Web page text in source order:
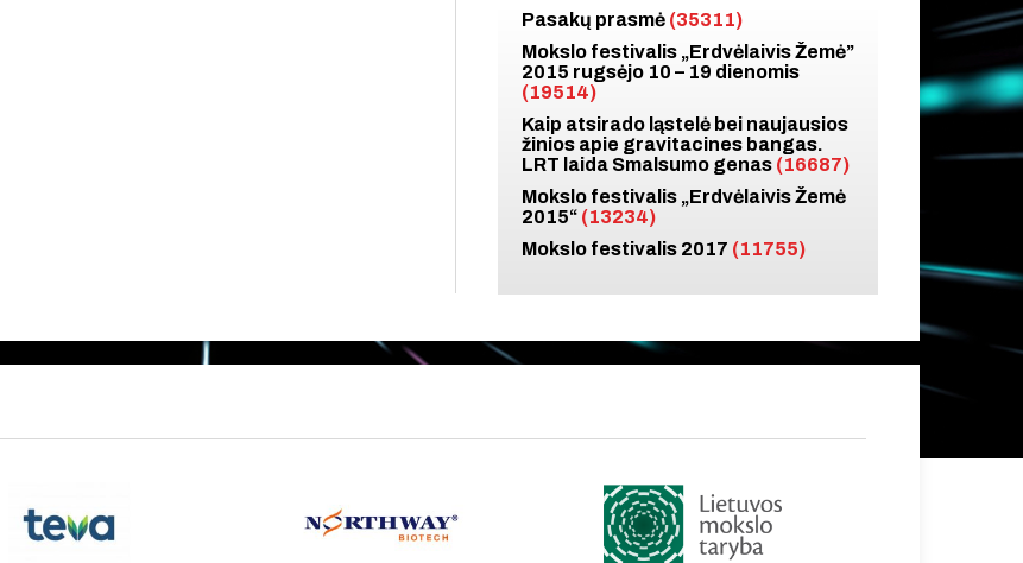
Pasakų prasmė (35311)
Mokslo festivalis „Erdvėlaivis Žemė”
2015 rugsėjo 10 – 19 dienomis
(19514)
Kaip atsirado ląstelė bei naujausios
žinios apie gravitacines bangas.
LRT laida Smalsumo genas (16687)
Mokslo festivalis „Erdvėlaivis Žemė
2015“ (13234)
Mokslo festivalis 2017 (11755)